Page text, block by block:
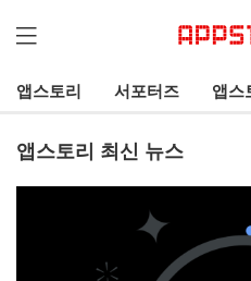
앱스토리 서포터즈 앱스
앱스토리 최신 뉴스